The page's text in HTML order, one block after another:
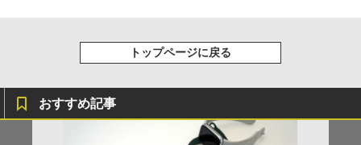
トップページに戻る
おすすめ記事